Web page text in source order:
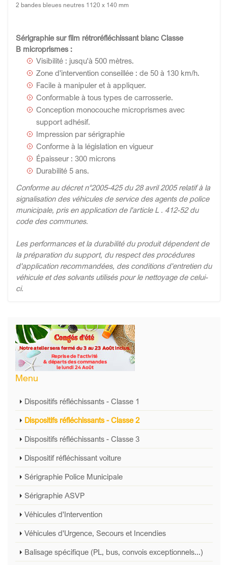
2 bandes bleues neutres 1120 x 140 mm
Sérigraphie sur film rétroréfléchissant blanc Classe
B microprismes :
Visibilité : jusqu'à 500 mètres.
Zone d'intervention conseillée : de 50 à 130 km/h.
Facile à manipuler et à appliquer.
Conformable à tous types de carrosserie.
Conception monocouche microprismes avec
support adhésif.
Impression par sérigraphie
Conforme à la législation en vigueur
Épaisseur : 300 microns
Durabilité 5 ans.
Conforme au décret n°2005-425 du 28 avril 2005 relatif à la
signalisation des véhicules de service des agents de police
municipale, pris en application de l'article L . 412-52 du
code des communes.
Les performances et la durabilité du produit dépendent de
la préparation du support, du respect des procédures
d'application recommandées, des conditions d'entretien du
véhicule et des solvants utilisés pour le nettoyage de celui-
ci.
Menu
Dispositifs réfléchissants - Classe 1
Dispositifs réfléchissants - Classe 2
Dispositifs réfléchissants - Classe 3
Dispositif réfléchissant voiture
Sérigraphie Police Municipale
Sérigraphie ASVP
Véhicules d'Intervention
Véhicules d'Urgence, Secours et Incendies
Balisage spécifique (PL, bus, convois exceptionnels...)